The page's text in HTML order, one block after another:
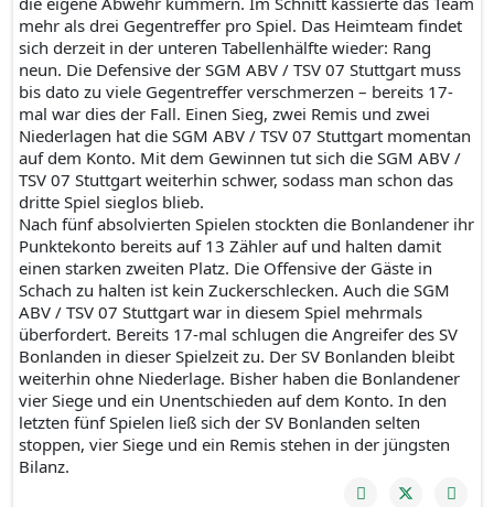
mehr als drei Gegentreffer pro Spiel. Das Heimteam findet
sich derzeit in der unteren Tabellenhälfte wieder: Rang
neun. Die Defensive der SGM ABV / TSV 07 Stuttgart muss
bis dato zu viele Gegentreffer verschmerzen – bereits 17-
mal war dies der Fall. Einen Sieg, zwei Remis und zwei
Niederlagen hat die SGM ABV / TSV 07 Stuttgart momentan
auf dem Konto. Mit dem Gewinnen tut sich die SGM ABV /
TSV 07 Stuttgart weiterhin schwer, sodass man schon das
dritte Spiel sieglos blieb.
Nach fünf absolvierten Spielen stockten die Bonlandener ihr
Punktekonto bereits auf 13 Zähler auf und halten damit
einen starken zweiten Platz. Die Offensive der Gäste in
Schach zu halten ist kein Zuckerschlecken. Auch die SGM
ABV / TSV 07 Stuttgart war in diesem Spiel mehrmals
überfordert. Bereits 17-mal schlugen die Angreifer des SV
Bonlanden in dieser Spielzeit zu. Der SV Bonlanden bleibt
weiterhin ohne Niederlage. Bisher haben die Bonlandener
vier Siege und ein Unentschieden auf dem Konto. In den
letzten fünf Spielen ließ sich der SV Bonlanden selten
stoppen, vier Siege und ein Remis stehen in der jüngsten
Bilanz.